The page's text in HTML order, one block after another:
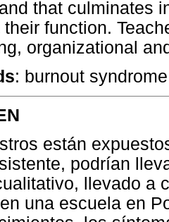
that culminates
their function.
organizational
: burnout
están
podrían
llevado a
una escuela en